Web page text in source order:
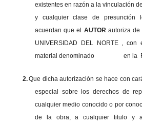
existentes en razón a la vinculación
y cualquier clase de presunción
acuerdan que el AUTOR autoriza
UNIVERSIDAD DEL NORTE ,
material denominado en la
2.Que dicha autorización se hace con
especial sobre los derechos de
cualquier medio conocido o por
de la obra, a cualquier titulo y